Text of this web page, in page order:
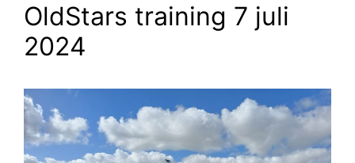
OldStars training 7 juli
2024